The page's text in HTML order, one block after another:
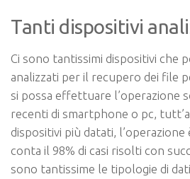
Tanti dispositivi
Ci sono tantissimi dispositivi che
analizzati per il recupero dei file
si possa effettuare l’operazione
recenti di smartphone o pc,
dispositivi più datati, l’operazione
conta il 98% di casi risolti con
sono tantissime le tipologie di